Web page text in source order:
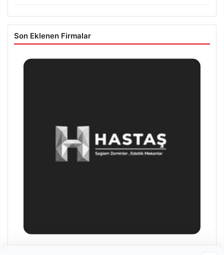
Son Eklenen Firmalar